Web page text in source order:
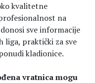
kvalitetne
na
sve informacije
liga, praktički za sve
kladionice.
vratnica mogu